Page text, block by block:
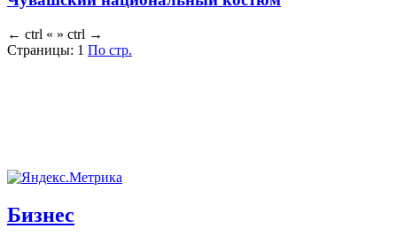
← ctrl « » ctrl →
Страницы: 1 По стр.
Бизнес